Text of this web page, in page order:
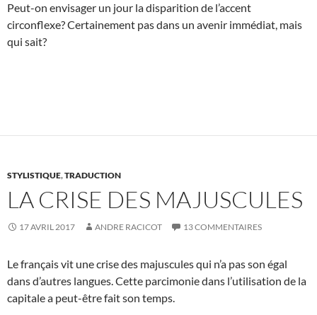
Peut-on envisager un jour la disparition de l’accent
circonflexe? Certainement pas dans un avenir immédiat, mais
qui sait?
STYLISTIQUE,TRADUCTION
LA CRISE DES MAJUSCULES
17 AVRIL 2017 ANDRE RACICOT 13 COMMENTAIRES
Le français vit une crise des majuscules qui n’a pas son égal
dans d’autres langues. Cette parcimonie dans l’utilisation de la
capitale a peut-être fait son temps.